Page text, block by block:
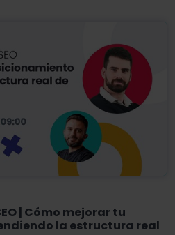
| Cómo mejorar tu
la estructura real